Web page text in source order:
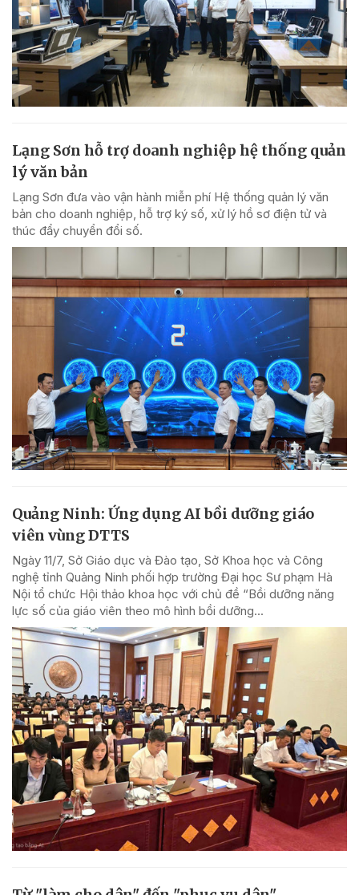
Lạng Sơn hỗ trợ doanh nghiệp hệ thống quản
lý văn bản
Lạng Sơn đưa vào vận hành miễn phí Hệ thống quản lý văn
bản cho doanh nghiệp, hỗ trợ ký số, xử lý hồ sơ điện tử và
thúc đẩy chuyển đổi số.
Quảng Ninh: Ứng dụng AI bồi dưỡng giáo
viên vùng DTTS
Ngày 11/7, Sở Giáo dục và Đào tạo, Sở Khoa học và Công
nghệ tỉnh Quảng Ninh phối hợp trường Đại học Sư phạm Hà
Nội tổ chức Hội thảo khoa học với chủ đề “Bồi dưỡng năng
lực số của giáo viên theo mô hình bồi dưỡng...